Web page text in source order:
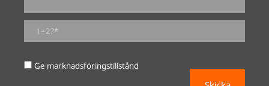
Ge marknadsföringstillstånd